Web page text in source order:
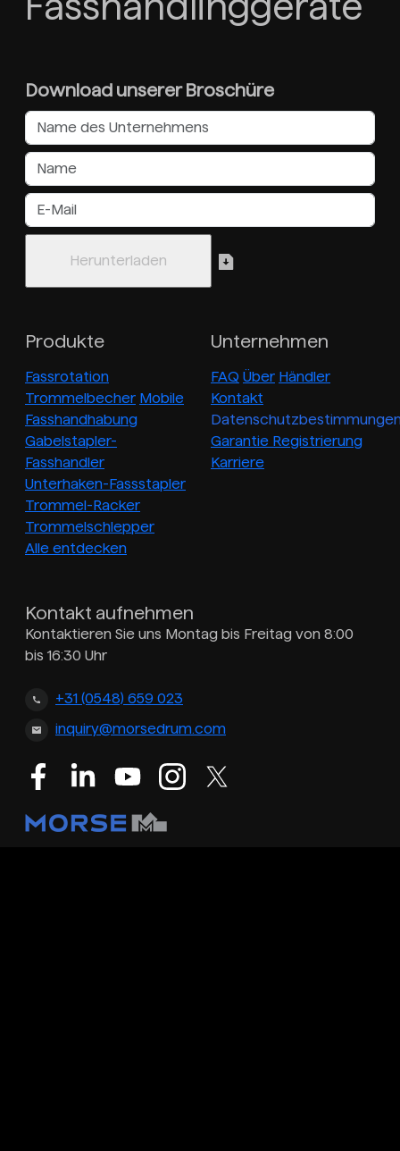
Download unserer Broschüre
Produkte
Fassrotation
Trommelbecher Mobile
Fasshandhabung
Gabelstapler-
Fasshandler
Unterhaken-Fassstapler
Trommel-Racker
Trommelschlepper
Alle entdecken
Unternehmen
FAQ Über Händler
Kontakt
Garantie Registrierung
Karriere
Kontakt aufnehmen
Kontaktieren Sie uns Montag bis Freitag von 8:00
bis 16:30 Uhr
+31 (0548) 659 023
inquiry@morsedrum.com